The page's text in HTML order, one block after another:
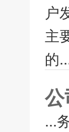
户
主
的
...